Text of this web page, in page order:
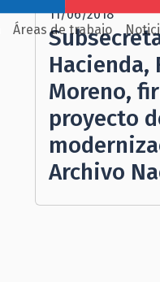
Áreas de trabajo
11/06/2018
Hacienda,
Moreno,
proyecto
Archivo